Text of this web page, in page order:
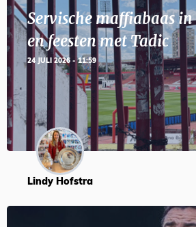
Servische maffiabaas
en feesten met Tadic
24 JULI 2026 - 11:59
Lindy Hofstra